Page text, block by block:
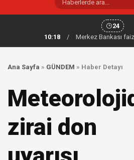
24
10:18
/ Merkez Bankası faiz
Ana Sayfa » GÜNDEM » Haber Detayı
zirai don